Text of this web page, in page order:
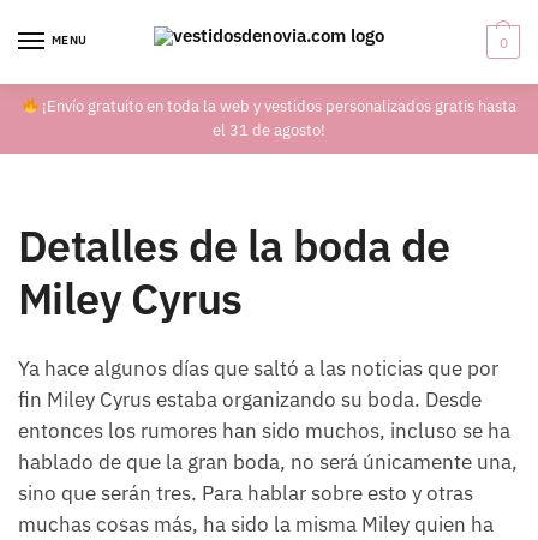
MENU 0
¡Envío gratuito en toda la web y vestidos personalizados gratis hasta
el 31 de agosto!
Detalles de la boda de
Miley Cyrus
Ya hace algunos días que saltó a las noticias que por
fin Miley Cyrus estaba organizando su boda. Desde
entonces los rumores han sido muchos, incluso se ha
hablado de que la gran boda, no será únicamente una,
sino que serán tres. Para hablar sobre esto y otras
muchas cosas más, ha sido la misma Miley quien ha